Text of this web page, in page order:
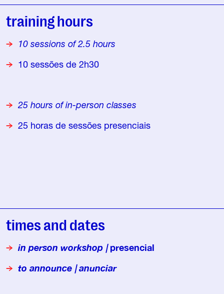
training hours
10 sessions of 2.5 hours
10 sessões de 2h30
25 hours of in-person classes
25 horas de sessões presenciais
times and dates
in person workshop |presencial
to announce | anunciar